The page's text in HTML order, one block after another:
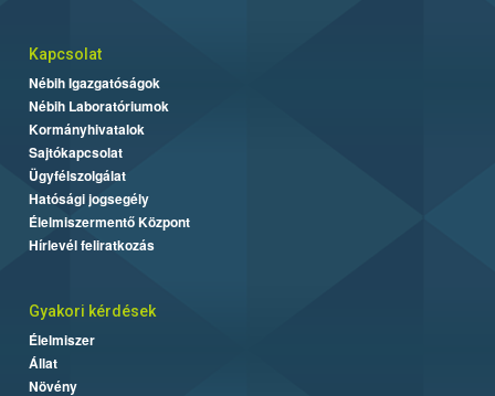
Kapcsolat
Nébih Igazgatóságok
Nébih Laboratóriumok
Kormányhivatalok
Sajtókapcsolat
Ügyfélszolgálat
Hatósági jogsegély
Élelmiszermentő Központ
Hírlevél feliratkozás
Gyakori kérdések
Élelmiszer
Állat
Növény